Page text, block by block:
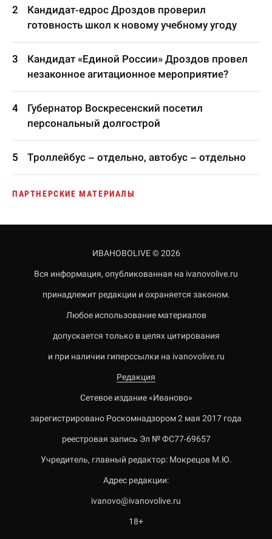
Кандидат-едрос Дроздов проверил
готовность школ к новому учебному угоду
Кандидат «Единой России» Дроздов провел
незаконное агитационное мероприятие?
Губернатор Воскресенский посетил
персональный долгострой
Троллейбус – отдельно, автобус – отдельно
ПАРТНЕРСКИЕ МАТЕРИАЛЫ
ИВАНОВОLIVE © 2026
Вся информация, опубликованная на ivanovolive.ru
принадлежит редакции и охраняется законом.
Любое использование материалов
допускается только в целях цитирования
и при наличии гиперссылки на ivanovolive.ru
Редакция
Сетевое издание «Иваново»
зарегистрировано Роскомнадзором 2 мая 2017 года
реестровая запись Эл № ФС77-69657
Учредитель, главный редактор: Мокрецов М.Ю.
Адрес редакции:
ivanovo@ivanovolive.ru
18+